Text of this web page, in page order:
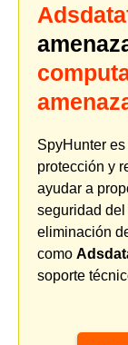
SpyHunter
protección y
ayudar a
seguridad
eliminación
como
soporte